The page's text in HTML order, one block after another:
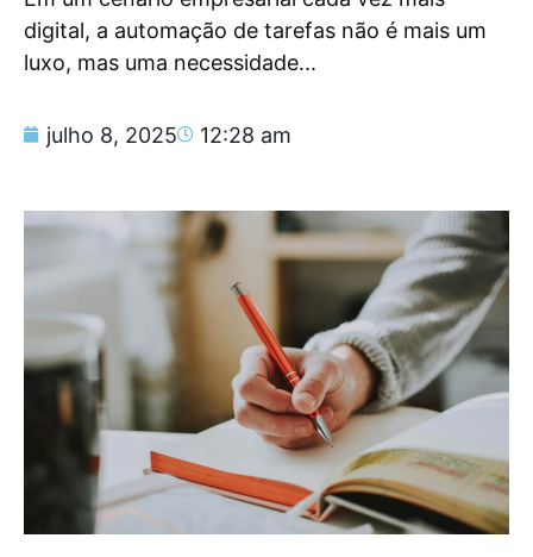
digital, a automação de tarefas não é mais um
luxo, mas uma necessidade...
julho 8, 2025 12:28 am